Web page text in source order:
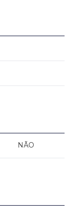
NÃO